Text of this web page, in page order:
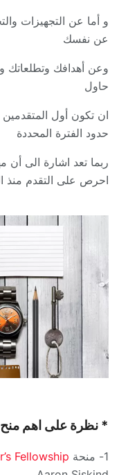
و أما عن التجهيزات
عن نفسك
وعن أهدافك وتطلعاتك
حاول
ان تكون أول
حدود الفترة المحددة
ربما تعد اشارة الى أن
احرص على التقدم منذ
* نظرة على اهم منح
1- منحة Fellowship